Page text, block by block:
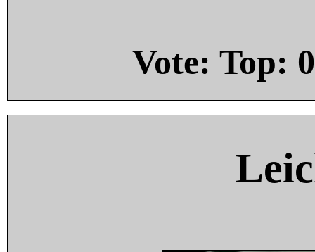
Vote: Top: 0